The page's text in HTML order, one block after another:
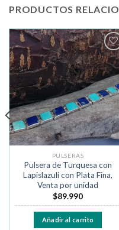
PRODUCTOS
Añadir
a la
lista
PULSERAS
Pulsera de Turquesa con
Lapislazuli con Plata Fina,
Venta por unidad
$89.990
Añadir al carrito